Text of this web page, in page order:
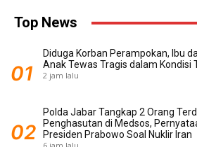
Top News
Diduga Korban Perampokan, Ibu
Anak Tewas Tragis dalam Kondisi
2 jam lalu
Polda Jabar Tangkap 2 Orang
Penghasutan di Medsos,
Presiden Prabowo Soal Nuklir Iran